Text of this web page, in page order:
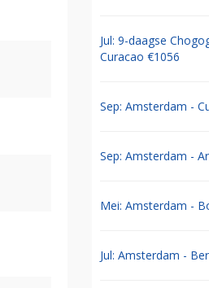
Jul: 9-daagse
Curacao €1056
Sep: Amsterdam -
Sep: Amsterdam -
Mei: Amsterdam -
Jul: Amsterdam -